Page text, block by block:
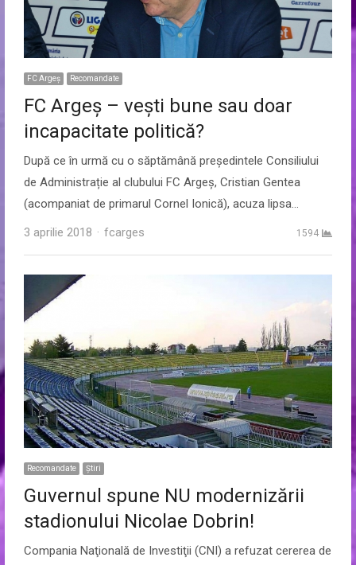
FC Argeș Recomandate
FC Argeș – vești bune sau doar
incapacitate politică?
După ce în urmă cu o săptămână președintele Consiliului
de Administrație al clubului FC Argeș, Cristian Gentea
(acompaniat de primarul Cornel Ionică), acuza lipsa…
3 aprilie 2018
Author
fcarges 1594
Recomandate Ştiri
Guvernul spune NU modernizării
stadionului Nicolae Dobrin!
Compania Naţională de Investiţii (CNI) a refuzat cererea de